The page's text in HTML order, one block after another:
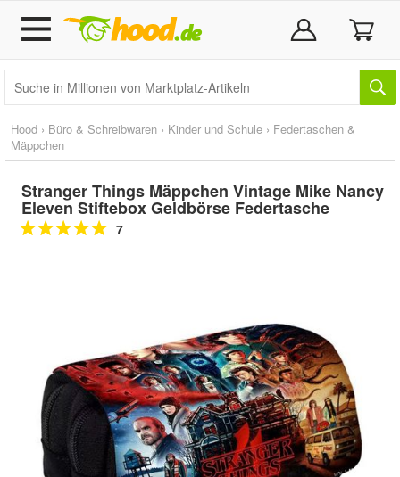
Hood › Büro & Schreibwaren › Kinder und Schule › Federtaschen &
Mäppchen
Stranger Things Mäppchen Vintage Mike Nancy
Eleven Stiftebox Geldbörse Federtasche
7